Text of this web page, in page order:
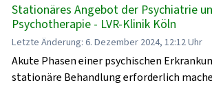
Stationäres Angebot der Psychiatrie
Psychotherapie - LVR-Klinik Köln
Letzte Änderung: 6. Dezember 2024, 12:12 Uhr
Akute Phasen einer psychischen
stationäre Behandlung erforderlich